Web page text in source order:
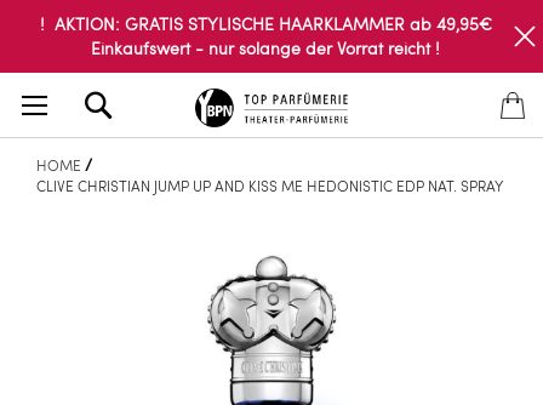
! AKTION: GRATIS STYLISCHE HAARKLAMMER ab 49,95€
Einkaufswert - nur solange der Vorrat reicht !
HOME
CLIVE CHRISTIAN JUMP UP AND KISS ME HEDONISTIC EDP NAT. SPRAY